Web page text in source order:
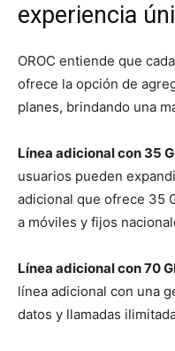
experiencia
OROC entiende que
ofrece la opción de
planes, brindando una
Línea adicional con 35
usuarios pueden
adicional que ofrece 35
a móviles y fijos
Línea adicional con 70
línea adicional con una
datos y llamadas